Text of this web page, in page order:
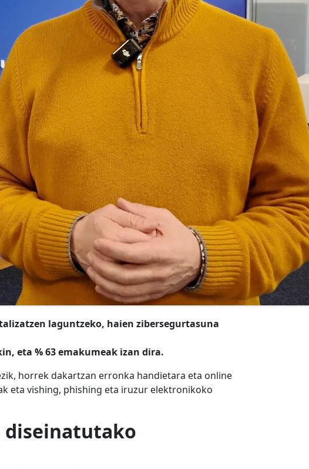
laguntzeko, haien zibersegurtasuna
eta % 63 emakumeak izan dira.
horrek dakartzan erronka handietara eta online
eta vishing, phishing eta iruzur elektronikoko
diseinatutako